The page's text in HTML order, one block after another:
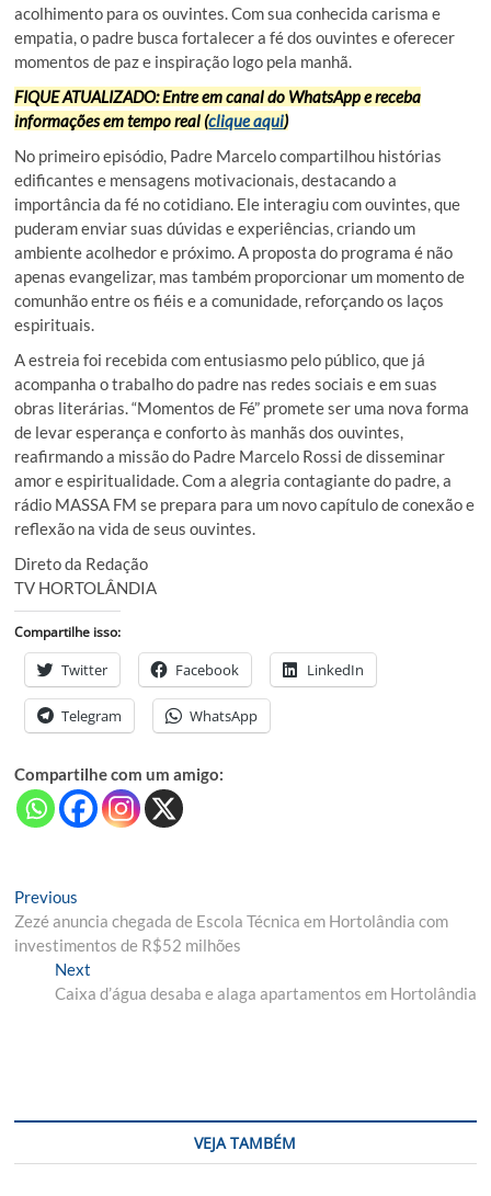
acolhimento para os ouvintes. Com sua conhecida carisma e
empatia, o padre busca fortalecer a fé dos ouvintes e oferecer
momentos de paz e inspiração logo pela manhã.
FIQUE ATUALIZADO: Entre em canal do WhatsApp e receba
informações em tempo real (clique aqui)
No primeiro episódio, Padre Marcelo compartilhou histórias
edificantes e mensagens motivacionais, destacando a
importância da fé no cotidiano. Ele interagiu com ouvintes, que
puderam enviar suas dúvidas e experiências, criando um
ambiente acolhedor e próximo. A proposta do programa é não
apenas evangelizar, mas também proporcionar um momento de
comunhão entre os fiéis e a comunidade, reforçando os laços
espirituais.
A estreia foi recebida com entusiasmo pelo público, que já
acompanha o trabalho do padre nas redes sociais e em suas
obras literárias. “Momentos de Fé” promete ser uma nova forma
de levar esperança e conforto às manhãs dos ouvintes,
reafirmando a missão do Padre Marcelo Rossi de disseminar
amor e espiritualidade. Com a alegria contagiante do padre, a
rádio MASSA FM se prepara para um novo capítulo de conexão e
reflexão na vida de seus ouvintes.
Direto da Redação
TV HORTOLÂNDIA
Compartilhe isso:
Twitter Facebook LinkedIn
Telegram WhatsApp
Compartilhe com um amigo:
Navegação
de
Post
Previous
post:
Zezé anuncia chegada de Escola Técnica em Hortolândia com
investimentos de R$52 milhões
NextNext
post:
Caixa d’água desaba e alaga apartamentos em Hortolândia
VEJA TAMBÉM